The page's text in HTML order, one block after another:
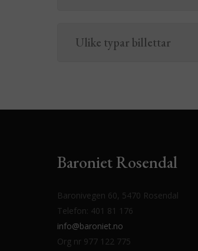
Ulike typar billettar
Baroniet Rosendal
Baronivegen 60, 5470 Rosendal
Telefon: 401 81 176
info@baroniet.no
Org nr 977 122 775